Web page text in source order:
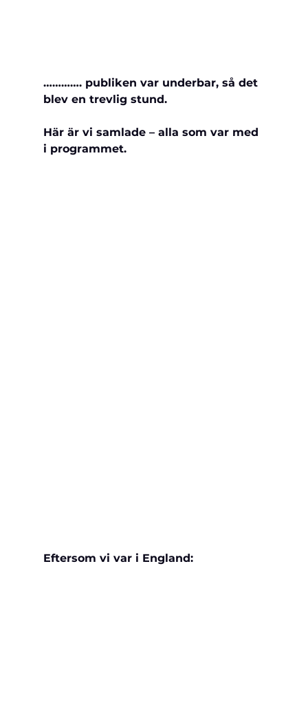
…………. publiken var underbar, så det
blev en trevlig stund.
Här är vi samlade – alla som var med
i programmet.
Eftersom vi var i England: